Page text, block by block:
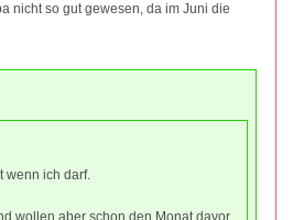
nicht so gut gewesen, da im Juni die
wenn ich darf.
wollen aber schon den Monat davor